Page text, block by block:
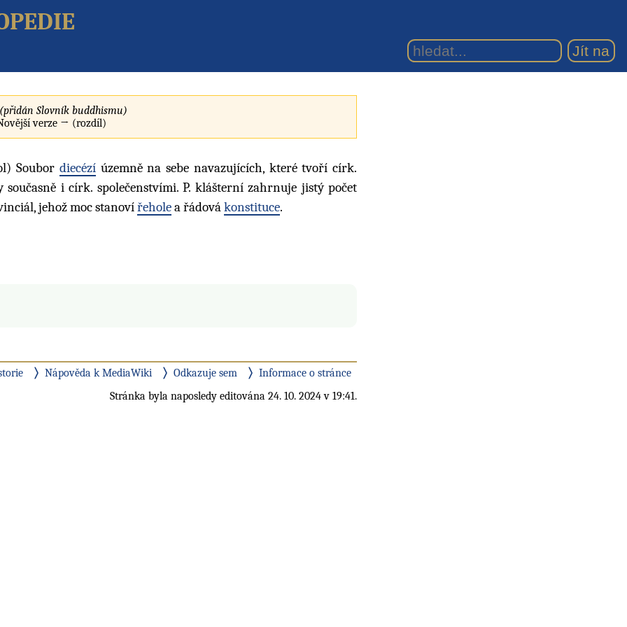
Slovník buddhismu)
verze → (rozdíl)
Soubor diecézíúzemně na sebe navazujících, které tvoří círk.
i círk. společenstvími. P. klášterní zahrnuje jistý počet
jehož moc stanovířeholea řádovákonstituce.
Nápověda k MediaWiki Odkazuje sem
Informace o stránce
Stránka byla naposledy editována 24. 10. 2024 v 19:41.